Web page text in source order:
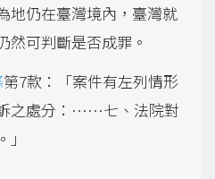
地仍在臺灣境內，臺灣就
然可判斷是否成罪。
第7款：「案件有左列情形
之處分：……七、法院對